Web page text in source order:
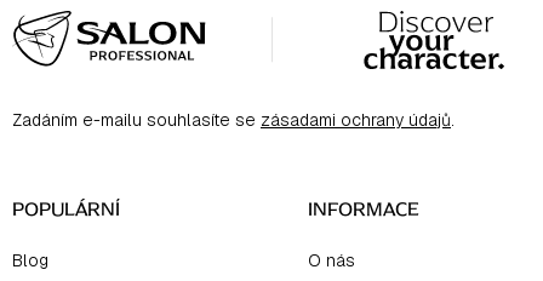
á
p
Zadáním e-mailu souhlasíte se zásadami ochrany údajů
POPULÁRNÍ
Blog
INFORMACE
O nás